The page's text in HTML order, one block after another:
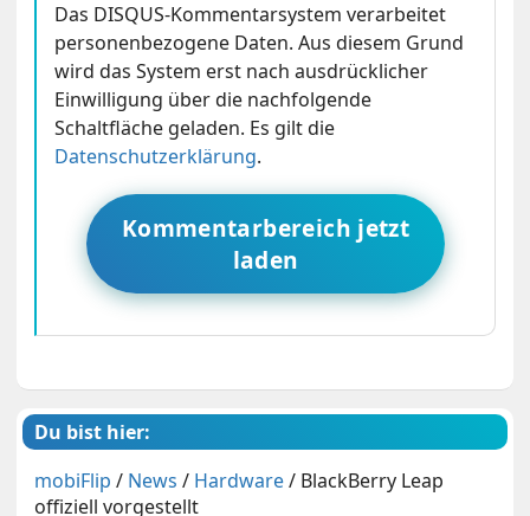
Das DISQUS-Kommentarsystem verarbeitet
personenbezogene Daten. Aus diesem Grund
wird das System erst nach ausdrücklicher
Einwilligung über die nachfolgende
Schaltfläche geladen. Es gilt die
Datenschutzerklärung.
Kommentarbereich jetzt
laden
Du bist hier:
mobiFlip / News / Hardware/ BlackBerry Leap
offiziell vorgestellt